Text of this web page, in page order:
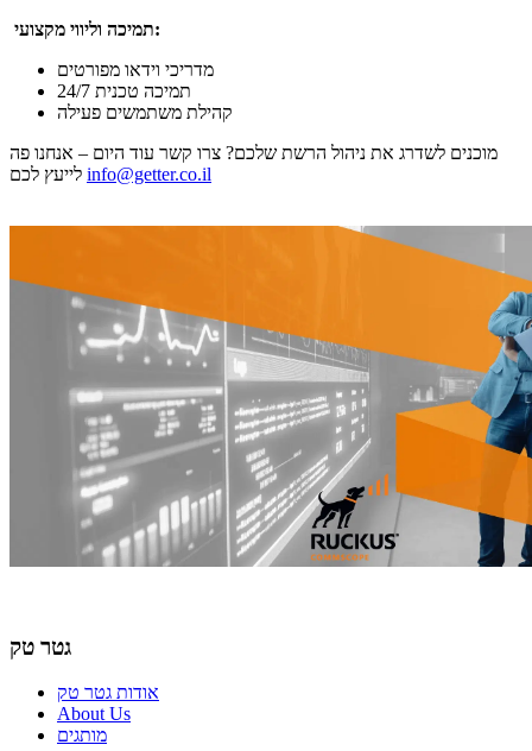
תמיכה וליווי מקצועי:
מדריכי וידאו מפורטים
תמיכה טכנית 24/7
קהילת משתמשים פעילה
מוכנים לשדרג את ניהול הרשת שלכם? צרו קשר עוד היום – אנחנו פה
info@getter.co.il
גטר טק
אודות גטר טק
About Us
מותגים